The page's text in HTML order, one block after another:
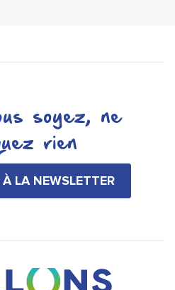
soyez, ne
rien
LA NEWSLETTER